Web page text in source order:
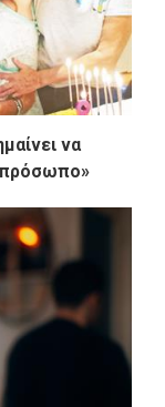
να
πρόσωπο»